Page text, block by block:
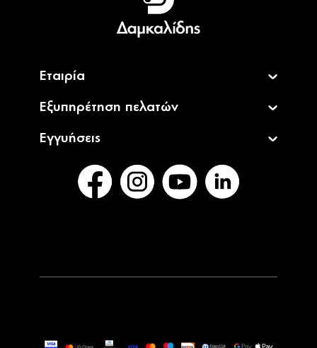
English
Εταιρία
Εξυπηρέτηση πελατών
Εγγυήσεις